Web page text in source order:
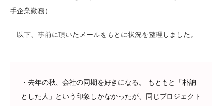
手企業勤務）
以下、事前に頂いたメールをもとに状況を整理しました。
・去年の秋、会社の同期を好きになる。 もともと「朴訥
とした人」という印象しかなかったが、同じプロジェクト